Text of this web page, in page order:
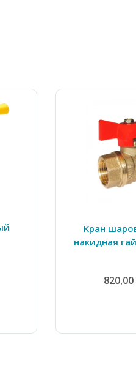
Кран
накидная
820,00